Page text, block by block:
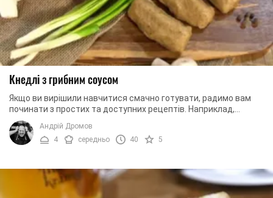
Кнедлі з грибним соусом
Якщо ви вирішили навчитися смачно готувати, радимо вам
починати з простих та доступних рецептів. Наприклад,
приготуйте кнедлі. Страва проста, дешева ...
Андрій Дромов
4
середньо 40 5